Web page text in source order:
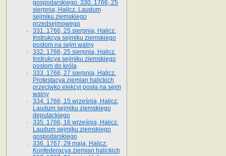
gospodarskiego. 330. 1766, 25
sierpnia, Halicz. Laudum
sejmiku ziemskiego
przedsejmowego
331. 1766, 25 sierpnia, Halicz.
Instrukcya sejmiku ziemskiego
posłom na sejm walny
332. 1766, 25 sierpnia, Halicz.
Instrukcya sejmiku ziemskiego
posłom do króla
333. 1766, 27 sierpnia, Halicz.
Protestacya ziemian halickich
przeciwko elekcyi posła na sejm
walny
334. 1766, 15 września, Halicz.
Laudum sejmiku ziemskiego
deputackiego
335. 1766, 16 września, Halicz.
Laudum sejmiku ziemskiego
gospodarskiego
336. 1767, 29 maja, Halicz.
Konfederacya ziemian halickich